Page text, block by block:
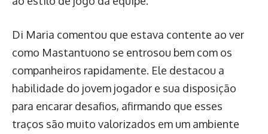
Di Maria comentou que estava contente ao ver
como Mastantuono se entrosou bem com os
companheiros rapidamente. Ele destacou a
habilidade do jovem jogador e sua disposição
para encarar desafios, afirmando que esses
traços são muito valorizados em um ambiente